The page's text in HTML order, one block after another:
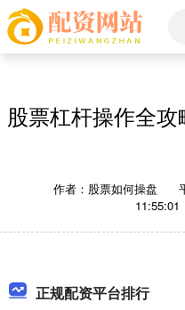
股票杠杆操作全
作者：股票如何操盘
11:55:01
正规配资平台排行